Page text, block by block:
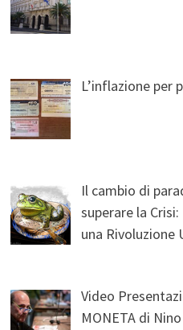
L’inflazione per
Il cambio di
superare la
una Rivoluzione
Video
MONETA di